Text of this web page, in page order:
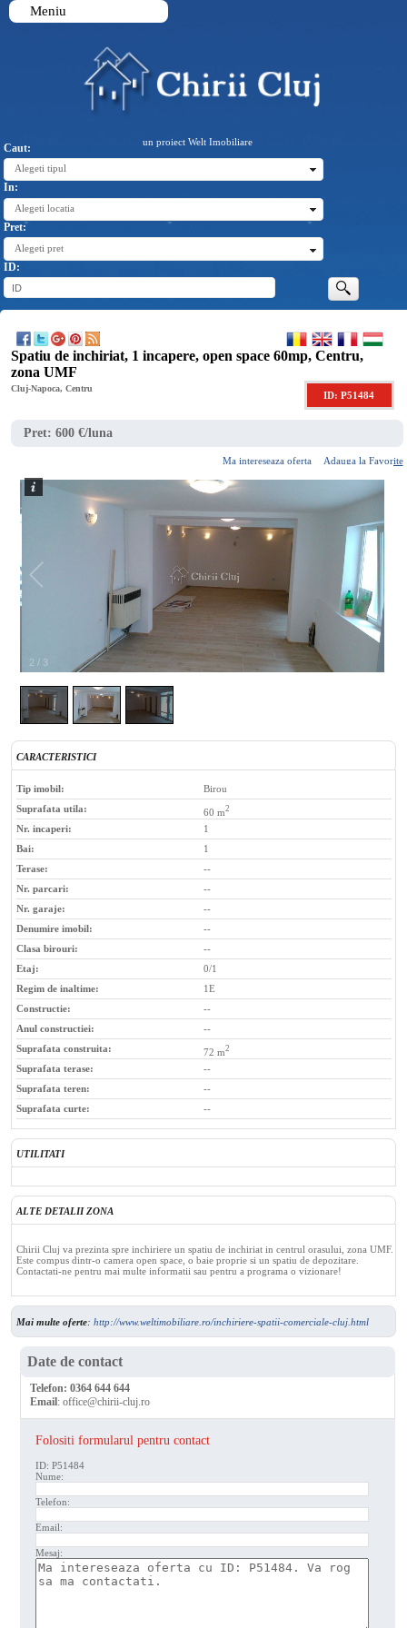
un proiect Welt Imobiliare
Caut:
Alegeti tipul
In:
Alegeti locatia
Pret:
Alegeti pret
ID:
Meniu
Spatiu de inchiriat, 1 incapere, open space 60mp, Centru,
zona UMF
Cluj-Napoca, Centru
ID: P51484
Pret:600 €/luna
Ma intereseaza oferta Adauga la Favorite
2 / 3
CARACTERISTICI
Tip imobil:
Birou
Suprafata utila:
60 m2
Nr. incaperi:
1
Bai:
1
Terase:
--
Nr. parcari:
--
Nr. garaje:
--
Denumire imobil:
--
Clasa birouri:
--
Etaj:
0/1
Regim de inaltime:
1E
Constructie:
--
Anul constructiei:
--
Suprafata construita:
72 m2
Suprafata terase:
--
Suprafata teren:
--
Suprafata curte:
--
UTILITATI
ALTE DETALII ZONA
Chirii Cluj va prezinta spre inchiriere un spatiu de inchiriat in centrul orasului, zona UMF.
Este compus dintr-o camera open space, o baie proprie si un spatiu de depozitare.
Contactati-ne pentru mai multe informatii sau pentru a programa o vizionare!
Mai multe oferte: http://www.weltimobiliare.ro/inchiriere-spatii-comerciale-cluj.html
Date de contact
Telefon:0364 644 644
Email:office@chirii-cluj.ro
Folositi formularul pentru contact
ID: P51484
Nume:
Telefon:
Email:
Mesaj: